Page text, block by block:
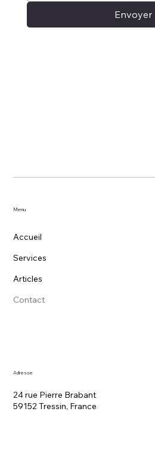
Envoyer
Menu
Accueil
Services
Articles
Contact
Adresse
24 rue Pierre Brabant
59152 Tressin, France